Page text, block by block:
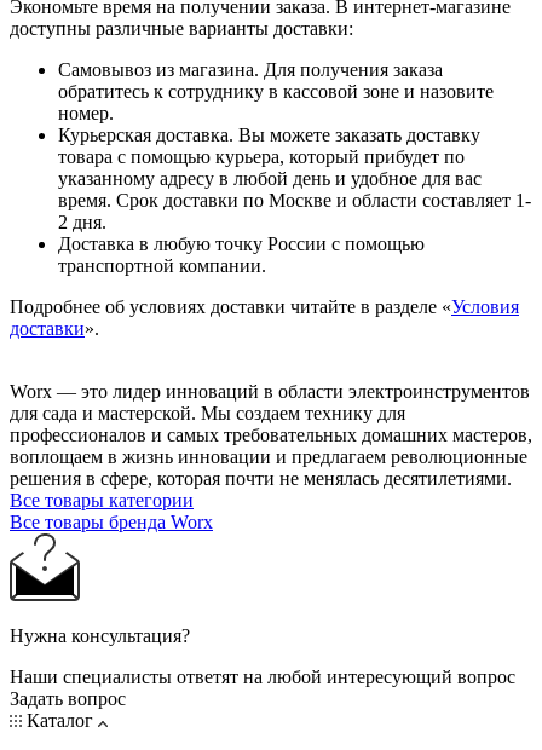
Экономьте время на получении заказа. В интернет-магазине
доступны различные варианты доставки:
Самовывоз из магазина. Для получения заказа
обратитесь к сотруднику в кассовой зоне и назовите
номер.
Курьерская доставка. Вы можете заказать доставку
товара с помощью курьера, который прибудет по
указанному адресу в любой день и удобное для вас
время. Срок доставки по Москве и области составляет 1-
2 дня.
Доставка в любую точку России с помощью
транспортной компании.
Подробнее об условиях доставки читайте в разделе «Условия
доставки».
Worx — это лидер инноваций в области электроинструментов
для сада и мастерcкой. Мы создаем технику для
профессионалов и самых требовательных домашних мастеров,
воплощаем в жизнь инновации и предлагаем революционные
решения в сфере, которая почти не менялась десятилетиями.
Все товары категории
Все товары бренда Worx
Нужна консультация?
Наши специалисты ответят на любой интересующий вопрос
Задать вопрос
Каталог